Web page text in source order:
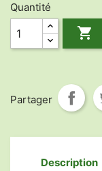
Quantité

Partager
Description